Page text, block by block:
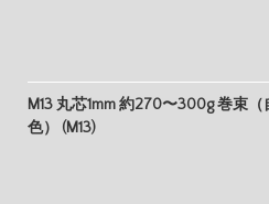
M13 丸芯1mm 約270〜300g 巻束（
色） (M13)